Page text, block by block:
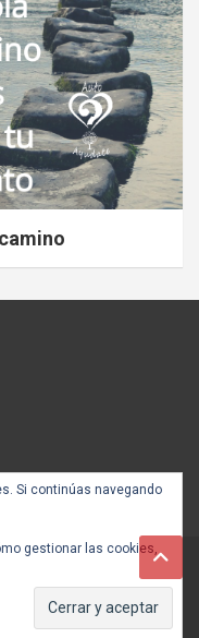
Si continúas navegando
gestionar las cookies,